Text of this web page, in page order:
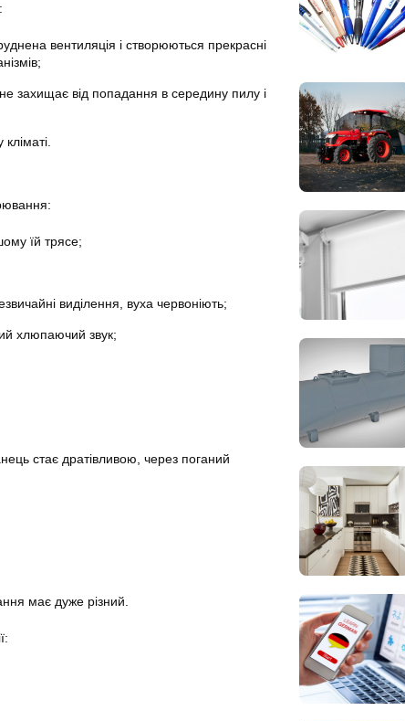
вентиляція і створюються прекрасні
захищає від попадання в середину пилу і
їй трясе;
виділення, вуха червоніють;
хлюпаючий звук;
стає дратівливою, через поганий
має дуже різний.